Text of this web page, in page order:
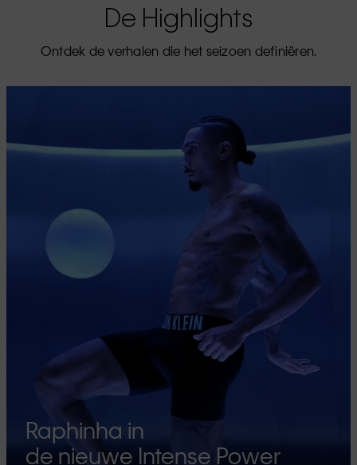
De Highlights
Ontdek de verhalen die het seizoen definiëren.
Raphinha in
de nieuwe Intense Power